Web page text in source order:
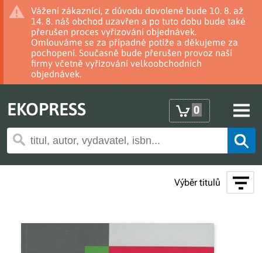
Vážení zákazníci, z důvodu dovolené bude 10. 8. až
14. 8. náš obchod uzavřen a po tuto dobu bude také
přerušen proces vyřizování objednávek.
Omlouváme se za případné potíže a děkujeme za
pochopení. Současně bude přerušen provoz naší
firmy včetně vyřizování velkoobchodních
objednávek.
EKOPRESS 0
Výběr titulů